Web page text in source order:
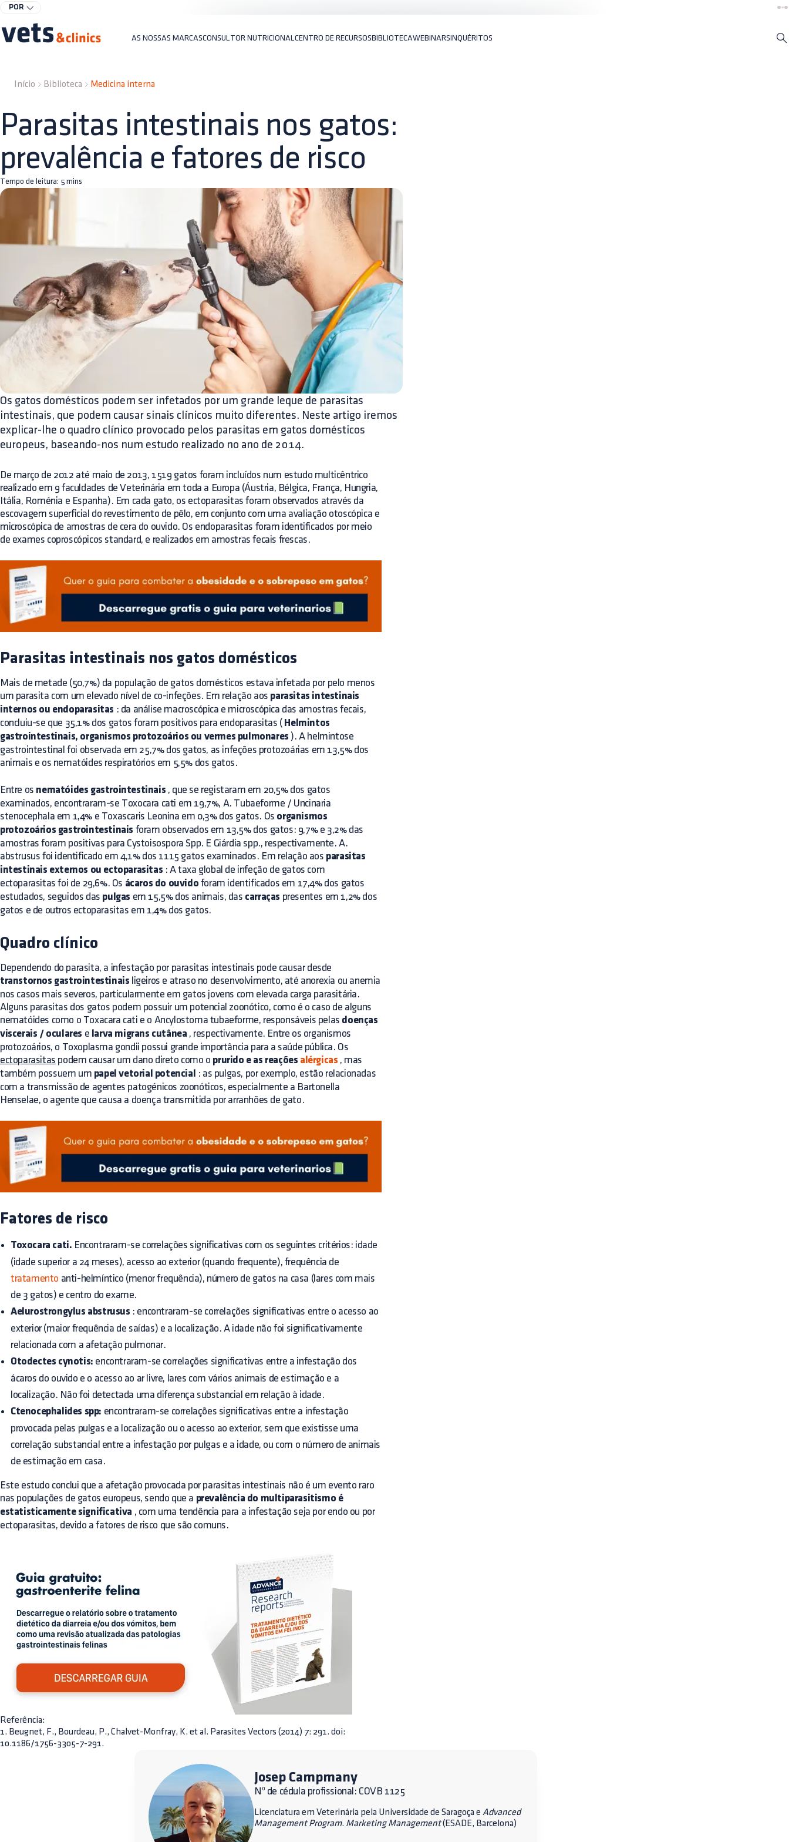
POR
AS NOSSAS MARCASCONSULTOR NUTRICIONAL CENTRO DE RECURSOSBIBLIOTECAWEBINARSINQUÉRITOS
Início Biblioteca Medicina interna
Parasitas intestinais nos gatos:
prevalência e fatores de risco
Tempo de leitura: 5 mins
Os gatos domésticos podem ser infetados por um grande leque de parasitas
intestinais, que podem causar sinais clínicos muito diferentes. Neste artigo iremos
explicar-lhe o quadro clínico provocado pelos parasitas em gatos domésticos
europeus, baseando-nos num estudo realizado no ano de 2014.
De março de 2012 até maio de 2013, 1519 gatos foram incluídos num estudo multicêntrico
realizado em 9 faculdades de Veterinária em toda a Europa (Áustria, Bélgica, França, Hungria,
Itália, Roménia e Espanha). Em cada gato, os ectoparasitas foram observados através da
escovagem superficial do revestimento de pêlo, em conjunto com uma avaliação otoscópica e
microscópica de amostras de cera do ouvido. Os endoparasitas foram identificados por meio
de exames coproscópicos standard, e realizados em amostras fecais frescas.
Parasitas intestinais nos gatos domésticos
Mais de metade (50,7%) da população de gatos domésticos estava infetada por pelo menos
um parasita com um elevado nível de co-infeções. Em relação aos parasitas intestinais
internos ou endoparasitas : da análise macroscópica e microscópica das amostras fecais,
concluiu-se que 35,1% dos gatos foram positivos para endoparasitas ( Helmintos
gastrointestinais, organismos protozoários ou vermes pulmonares ). A helmintose
gastrointestinal foi observada em 25,7% dos gatos, as infeções protozoárias em 13,5% dos
animais e os nematóides respiratórios em 5,5% dos gatos.
Entre os nematóides gastrointestinais , que se registaram em 20,5% dos gatos
examinados, encontraram-se Toxocara cati em 19,7%, A. Tubaeforme / Uncinaria
stenocephala em 1,4% e Toxascaris Leonina em 0,3% dos gatos. Os organismos
protozoários gastrointestinais foram observados em 13,5% dos gatos: 9,7% e 3,2% das
amostras foram positivas para Cystoisospora Spp. E Giárdia spp., respectivamente. A.
abstrusus foi identificado em 4,1% dos 1115 gatos examinados. Em relação aos parasitas
intestinais externos ou ectoparasitas : A taxa global de infeção de gatos com
ectoparasitas foi de 29,6%. Os ácaros do ouvido foram identificados em 17,4% dos gatos
estudados, seguidos das pulgas em 15,5% dos animais, das carraças presentes em 1,2% dos
gatos e de outros ectoparasitas em 1,4% dos gatos.
Quadro clínico
Dependendo do parasita, a infestação por parasitas intestinais pode causar desde
transtornos gastrointestinais ligeiros e atraso no desenvolvimento, até anorexia ou anemia
nos casos mais severos, particularmente em gatos jovens com elevada carga parasitária.
Alguns parasitas dos gatos podem possuir um potencial zoonótico, como é o caso de alguns
nematóides como o Toxacara cati e o Ancylostoma tubaeforme, responsáveis pelas doenças
viscerais / oculares e larva migrans cutânea , respectivamente. Entre os organismos
protozoários, o Toxoplasma gondii possui grande importância para a saúde pública. Os
ectoparasitas podem causar um dano direto como o prurido e as reações alérgicas , mas
também possuem um papel vetorial potencial : as pulgas, por exemplo, estão relacionadas
com a transmissão de agentes patogénicos zoonóticos, especialmente a Bartonella
Henselae, o agente que causa a doença transmitida por arranhões de gato.
Fatores de risco
Toxocara cati. Encontraram-se correlações significativas com os seguintes critérios: idade
(idade superior a 24 meses), acesso ao exterior (quando frequente), frequência de
tratamento anti-helmíntico (menor frequência), número de gatos na casa (lares com mais
de 3 gatos) e centro do exame.
Aelurostrongylus abstrusus : encontraram-se correlações significativas entre o acesso ao
exterior (maior frequência de saídas) e a localização. A idade não foi significativamente
relacionada com a afetação pulmonar.
Otodectes cynotis: encontraram-se correlações significativas entre a infestação dos
ácaros do ouvido e o acesso ao ar livre, lares com vários animais de estimação e a
localização. Não foi detectada uma diferença substancial em relação à idade.
Ctenocephalides spp: encontraram-se correlações significativas entre a infestação
provocada pelas pulgas e a localização ou o acesso ao exterior, sem que existisse uma
correlação substancial entre a infestação por pulgas e a idade, ou com o número de animais
de estimação em casa.
Este estudo conclui que a afetação provocada por parasitas intestinais não é um evento raro
nas populações de gatos europeus, sendo que a prevalência do multiparasitismo é
estatisticamente significativa , com uma tendência para a infestação seja por endo ou por
ectoparasitas, devido a fatores de risco que são comuns.
Referência:
1. Beugnet, F., Bourdeau, P., Chalvet-Monfray, K. et al. Parasites Vectors (2014) 7: 291. doi:
10.1186/1756-3305-7-291.
Josep Campmany
Nº de cédula profissional: COVB 1125
Licenciatura em Veterinária pela Universidade de Saragoça e Advanced
Management Program. Marketing Management(ESADE, Barcelona)